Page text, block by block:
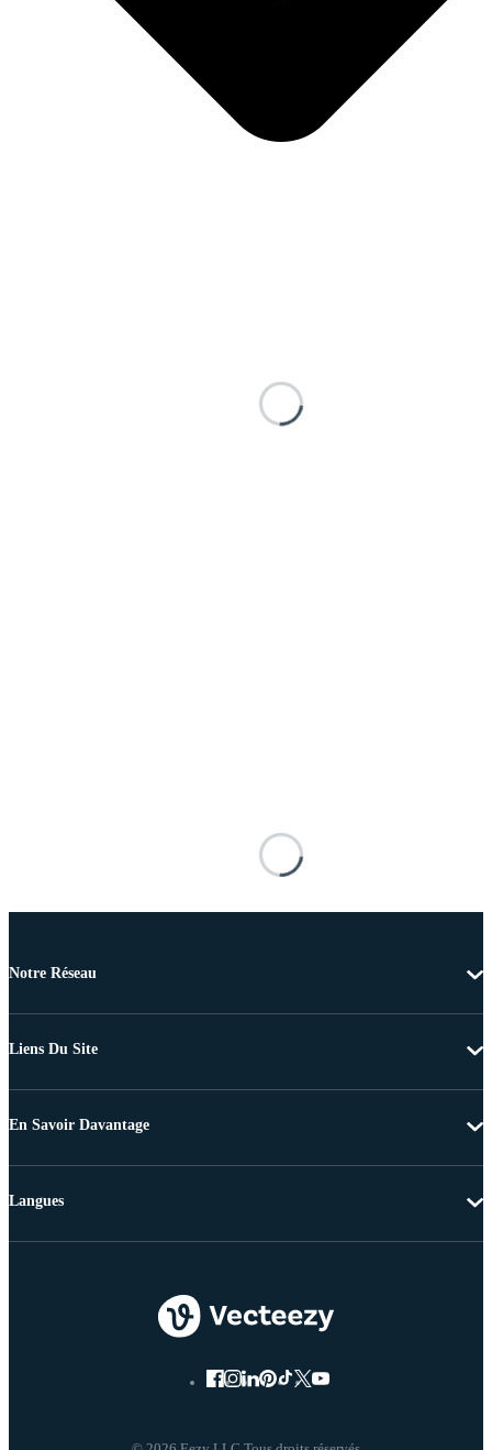
Notre Réseau
Liens Du Site
En Savoir Davantage
Langues